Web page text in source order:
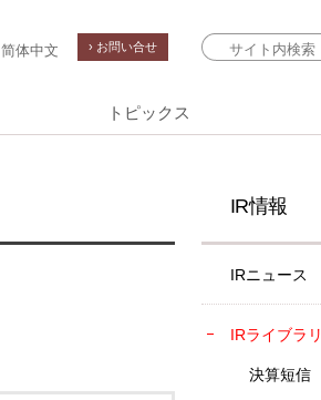
简体中文 › お問い合せ
トピックス
IR情報
IRニュース
IRライブラリ
決算短信